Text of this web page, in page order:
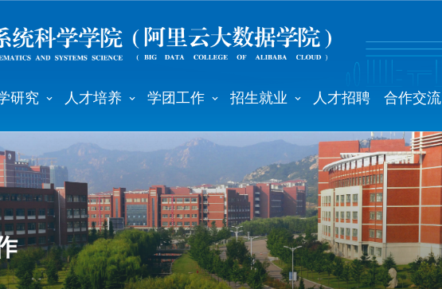
研究 人才培养 学团工作 招生就业 人才招聘 合作交流